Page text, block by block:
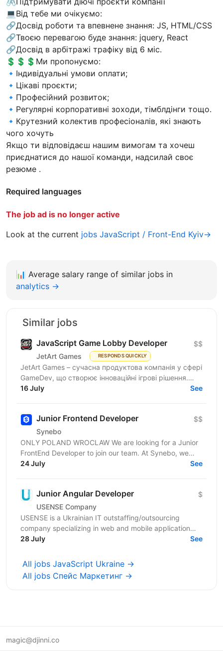
💻Від тебе ми очікуємо:
🔗Досвід роботи та впевнене знання: JS, HTML/CSS
🔗Твоєю перевагою буде знання: jquery, React
🔗Досвід в арбітражі трафіку від 6 міс.
💲💲💲Ми пропонуємо:
🔹Індивідуальні умови оплати;
🔹Цікаві проєкти;
🔹Професійний розвиток;
🔹Регулярні корпоративні зоходи, тімблдінги тощо.
🔹Крутезний колектив професіоналів, які знають
чого хочуть
Якщо ти відповідаєш нашим вимогам та хочеш
приєднатися до нашої команди, надсилай своє
резюме .
Required languages
The job ad is no longer active
Look at the current jobs JavaScript / Front-End Kyiv→
📊 Average salary range of similar jobs in
analytics →
Similar jobs
JavaScript Game Lobby Developer
JetArt Games RESPONDS QUICKLY
$$
JetArt Games – сучасна продуктова компанія у сфері
GameDev, що створює інноваційні ігрові рішення.
Шукаємо JavaScript Developer, якому затісно в
16 July See
Junior Frontend Developer
Synebo
$$
ONLY POLAND WROCLAW We are looking for a Junior
FrontEnd Developer to join our team. At Synebo, we
deliver Salesforce solutions with quality,...
24 July See
Junior Angular Developer
USENSE Company
$
USENSE is a Ukrainian IT outstaffing/outsourcing
company specializing in web and mobile application
development for clients across Europe and the USA.
28 July See
All jobs JavaScript Ukraine →
All jobs Спейс Маркетинг →
magic@djinni.co